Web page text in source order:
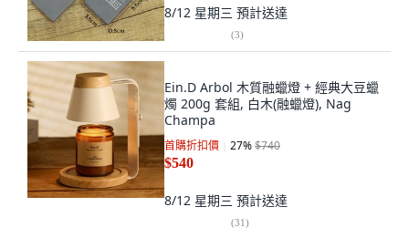
8/12 星期三 預計送達
(3)
Ein.D Arbol 木質融蠟燈 + 經典大豆蠟
燭 200g 套組, 白木(融蠟燈), Nag
Champa
首購折扣價 27%$740
$540
8/12 星期三 預計送達
(31)